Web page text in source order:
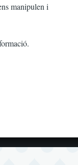
manipulen i